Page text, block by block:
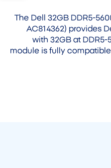
The Dell 32GB DDR5-
AC814362) provides
with 32GB at DDR5-
module is fully